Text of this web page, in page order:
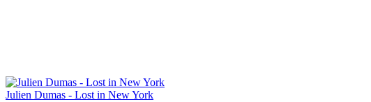
Julien Dumas - Lost in New York